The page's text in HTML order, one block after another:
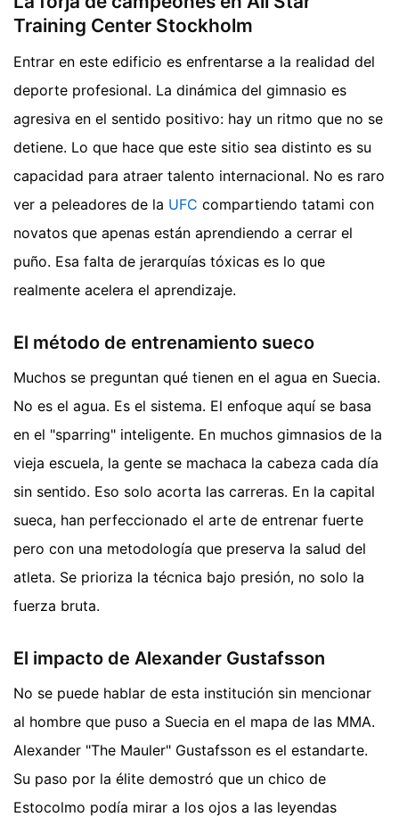
Training Center Stockholm
Entrar en este edificio es enfrentarse a la realidad del
deporte profesional. La dinámica del gimnasio es
agresiva en el sentido positivo: hay un ritmo que no se
detiene. Lo que hace que este sitio sea distinto es su
capacidad para atraer talento internacional. No es raro
ver a peleadores de la UFC compartiendo tatami con
novatos que apenas están aprendiendo a cerrar el
puño. Esa falta de jerarquías tóxicas es lo que
realmente acelera el aprendizaje.
El método de entrenamiento sueco
Muchos se preguntan qué tienen en el agua en Suecia.
No es el agua. Es el sistema. El enfoque aquí se basa
en el "sparring" inteligente. En muchos gimnasios de la
vieja escuela, la gente se machaca la cabeza cada día
sin sentido. Eso solo acorta las carreras. En la capital
sueca, han perfeccionado el arte de entrenar fuerte
pero con una metodología que preserva la salud del
atleta. Se prioriza la técnica bajo presión, no solo la
fuerza bruta.
El impacto de Alexander Gustafsson
No se puede hablar de esta institución sin mencionar
al hombre que puso a Suecia en el mapa de las MMA.
Alexander "The Mauler" Gustafsson es el estandarte.
Su paso por la élite demostró que un chico de
Estocolmo podía mirar a los ojos a las leyendas